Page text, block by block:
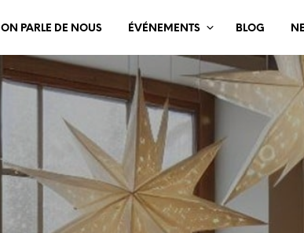
ON PARLE DE NOUS ÉVÉNEMENTS BLOG